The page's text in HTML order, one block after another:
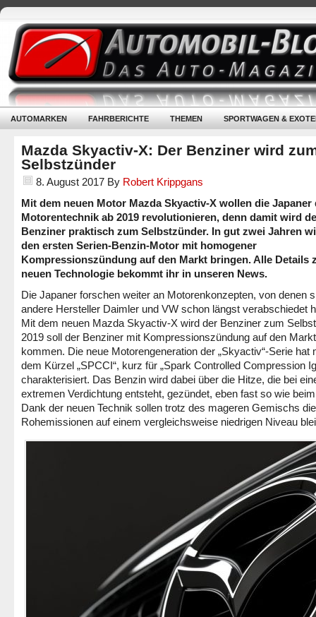
AUTOMARKEN FAHRBERICHTE THEMEN SPORTWAGEN &
Mazda Skyactiv-X: Der Benziner wird
Selbstzünder
8. August 2017 By Robert Krippgans
Mit dem neuen Motor Mazda Skyactiv-X wollen die Japaner
Motorentechnik ab 2019 revolutionieren, denn damit wird
Benziner praktisch zum Selbstzünder. In gut zwei Jahren
den ersten Serien-Benzin-Motor mit homogener
Kompressionszündung auf den Markt bringen. Alle Details
neuen Technologie bekommt ihr in unseren News.
Die Japaner forschen weiter an Motorenkonzepten, von denen
andere Hersteller Daimler und VW schon längst verabschiedet
Mit dem neuen Mazda Skyactiv-X wird der Benziner zum
2019 soll der Benziner mit Kompressionszündung auf den Markt
kommen. Die neue Motorengeneration der „Skyactiv“-Serie hat
dem Kürzel „SPCCI“, kurz für „Spark Controlled Compression
charakterisiert. Das Benzin wird dabei über die Hitze, die bei
extremen Verdichtung entsteht, gezündet, eben fast so wie
Dank der neuen Technik sollen trotz des mageren Gemischs
Rohemissionen auf einem vergleichsweise niedrigen Niveau